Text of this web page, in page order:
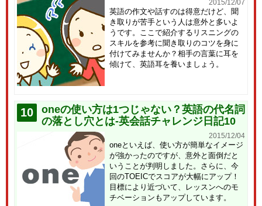
2015/12/07
英語の作文や話すのは得意だけど、聞
き取りが苦手という人は意外と多いよ
うです。ここで紹介するリスニングの
スキルを参考に聞き取りのコツを身に
付けてみませんか？相手の言葉に耳を
傾けて、英語耳を養いましょう。
10
oneの使い方は1つじゃない？英語の代名詞
の落とし穴とは-英会話チャレンジ日記10
2015/12/04
oneといえば、使い方が簡単なイメージ
が強かったのですが、意外と面倒だと
いうことが判明しました。さらに、今
回のTOEICでスコアが大幅にアップ！
目標により近づいて、レッスンへのモ
チベーションもアップしています。